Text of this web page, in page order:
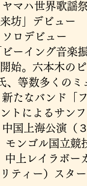
ハ世界歌謡祭
坊」デビュー
ロデビュー
ーイング音楽
始。六本木の
、等数多くのミ
なバンド「フ
トによるサン
上海公演（３
ゴル国立競技
レイラボーカ
ティー）スター